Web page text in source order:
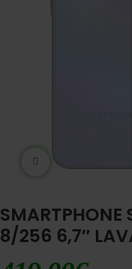
Ampliar imágen
8/256 6,7″